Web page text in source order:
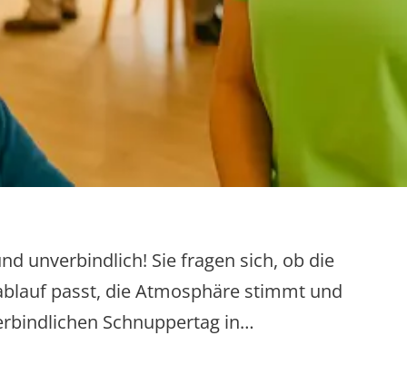
unverbindlich! Sie fragen sich, ob die
passt, die Atmosphäre stimmt und
Schnuppertag in…